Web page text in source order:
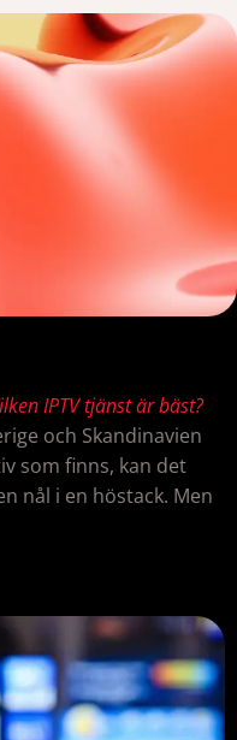
IPTV tjänst är bäst?
och Skandinavien
som finns, kan det
nål i en höstack. Men